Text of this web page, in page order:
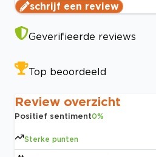
schrijf een review
Geverifieerde reviews
Top beoordeeld
Review overzicht
Positief sentiment0%
Sterke punten